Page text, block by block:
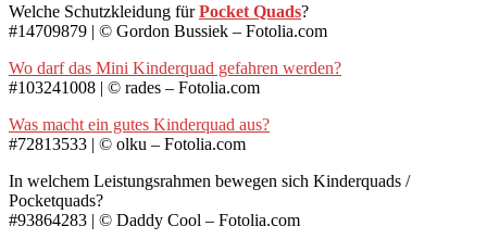
Welche Schutzkleidung fürPocket Quads?
#14709879 | © Gordon Bussiek – Fotolia.com
Wo darf das Mini Kinderquad gefahren werden?
#103241008 | © rades – Fotolia.com
Was macht ein gutes Kinderquad aus?
#72813533 | © olku – Fotolia.com
In welchem Leistungsrahmen bewegen sich Kinderquads /
Pocketquads?
#93864283 | © Daddy Cool – Fotolia.com